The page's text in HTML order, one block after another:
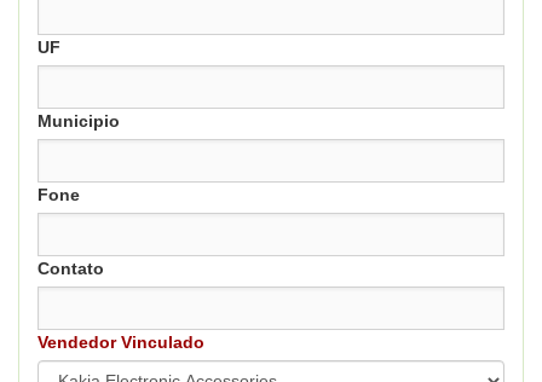
UF
Municipio
Fone
Contato
Vendedor Vinculado